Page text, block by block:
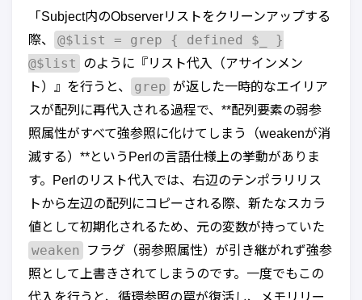
「Subject内のObserverリストをクリーンアップする
際、
@$list = grep { defined $_ }
@$list
のように『リスト代入（アサインメン
ト）』を行うと、
grep が返した一時的なエイリア
スが配列に再代入される過程で、**配列要素の弱参
照属性がすべて強参照に化けてしまう（weakenが消
滅する）**というPerlの言語仕様上の挙動がありま
す。Perlのリスト代入では、右辺のテンポラリリス
トから左辺の配列にコピーされる際、新たなスカラ
値として初期化されるため、元の変数が持っていた
weaken
フラグ（弱参照属性）が引き継がれず強参
照として上書きされてしまうのです。一度でもこの
代入を行うと、循環参照の罠が復活し、メモリリー